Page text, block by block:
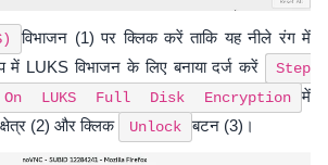
विभाजन (1) पर क्लिक करें ताकि यह नीले रंग में
में LUKS विभाजन के लिए बनाया दर्ज करें
Step
LUKS Full Disk Encryption
में
क्षेत्र (2) और क्लिक Unlock बटन (3)।